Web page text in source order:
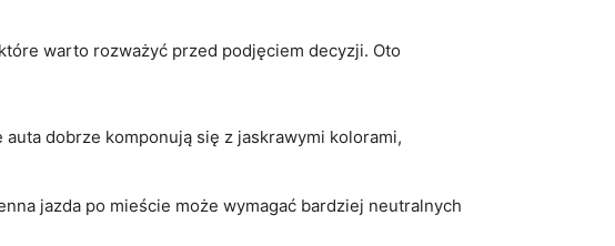
warto rozważyć przed podjęciem decyzji. Oto
dobrze komponują się z jaskrawymi kolorami,
jazda po mieście może wymagać bardziej neutralnych